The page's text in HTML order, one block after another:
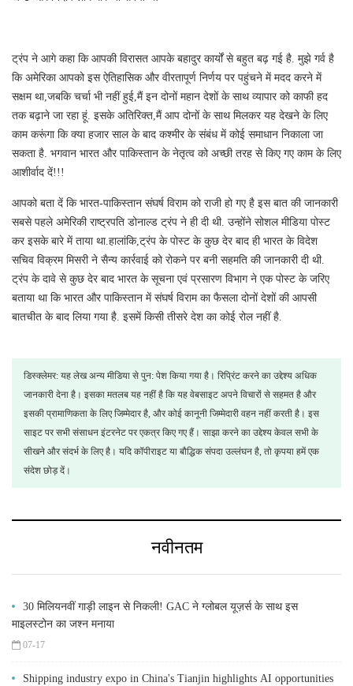
ट्रंप ने आगे कहा कि आपकी विरासत आपके बहादुर कार्यों से बहुत बढ़ गई है. मुझे गर्व है
कि अमेरिका आपको इस ऐतिहासिक और वीरतापूर्ण निर्णय पर पहुंचने में मदद करने में
सक्षम था,जबकि चर्चा भी नहीं हुई,मैं इन दोनों महान देशों के साथ व्यापार को काफी हद
तक बढ़ाने जा रहा हूं. इसके अतिरिक्त,मैं आप दोनों के साथ मिलकर यह देखने के लिए
काम करूंगा कि क्या हजार साल के बाद कश्मीर के संबंध में कोई समाधान निकाला जा
सकता है. भगवान भारत और पाकिस्तान के नेतृत्व को अच्छी तरह से किए गए काम के लिए
आशीर्वाद दें!!!
आपको बता दें कि भारत-पाकिस्तान संघर्ष विराम को राजी हो गए है इस बात की जानकारी
सबसे पहले अमेरिकी राष्ट्रपति डोनाल्ड ट्रंप ने ही दी थी. उन्होंने सोशल मीडिया पोस्ट
कर इसके बारे में ताया था.हालांकि,ट्रंप के पोस्ट के कुछ देर बाद ही भारत के विदेश
सचिव विक्रम मिसरी ने सैन्य कार्रवाई को रोकने पर बनी सहमति की जानकारी दी थी.
ट्रंप के दावे से कुछ देर बाद भारत के सूचना एवं प्रसारण विभाग ने एक पोस्ट के जरिए
बताया था कि भारत और पाकिस्तान में संघर्ष विराम का फैसला दोनों देशों की आपसी
बातचीत के बाद लिया गया है. इसमें किसी तीसरे देश का कोई रोल नहीं है.
डिस्क्लेमर: यह लेख अन्य मीडिया से पुन: पेश किया गया है। रिप्रिंट करने का उद्देश्य अधिक
जानकारी देना है। इसका मतलब यह नहीं है कि यह वेबसाइट अपने विचारों से सहमत है और
इसकी प्रामाणिकता के लिए जिम्मेदार है, और कोई कानूनी जिम्मेदारी वहन नहीं करती है। इस
साइट पर सभी संसाधन इंटरनेट पर एकत्र किए गए हैं। साझा करने का उद्देश्य केवल सभी के
सीखने और संदर्भ के लिए है। यदि कॉपीराइट या बौद्धिक संपदा उल्लंघन है, तो कृपया हमें एक
संदेश छोड़ दें।
नवीनतम
30 मिलियनवीं गाड़ी लाइन से निकली! GAC ने ग्लोबल यूज़र्स के साथ इस
माइलस्टोन का जश्न मनाया
07-17
Shipping industry expo in China's Tianjin highlights AI opportunities